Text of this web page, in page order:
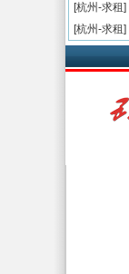
[杭州-求租]
[杭州-求租]